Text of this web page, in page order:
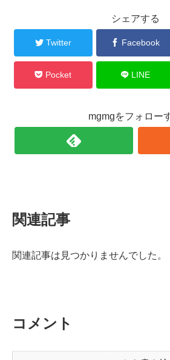
シェアする
Twitter Facebook
Pocket LINE
mgmgをフォロー
関連記事
関連記事は見つかりませんでした。
コメント